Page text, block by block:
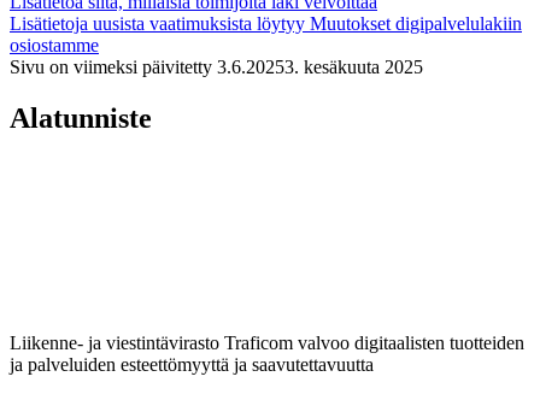
Lisätietoja uusista vaatimuksista löytyy Muutokset digipalvelulakiin
osiostamme
Sivu on viimeksi päivitetty 3.6.20253. kesäkuuta 2025
Alatunniste
Liikenne- ja viestintävirasto Traficom valvoo digitaalisten tuotteiden
ja palveluiden esteettömyyttä ja saavutettavuutta